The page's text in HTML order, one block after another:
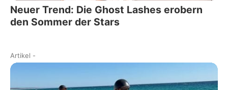
Neuer Trend: Die Ghost Lashes erobern
den Sommer der Stars
Artikel -